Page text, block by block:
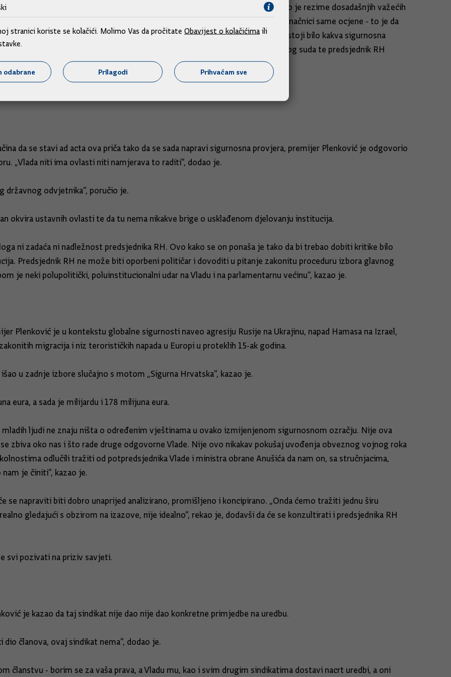
SOA-e o g. Turudiću. Ponavljam, ono što sam tražio i ono što sam dobio je rezime dosadašnjih važećih
koji bi bio suprotan onome što se nameće iz čitanja tog rezimea i onda u konačnici same ocjene - to je da
za to nadležne to Vladi i signalizirale. Niti su one signalizirale niti u tome postoji bilo kakva sigurnosna
je premijer Plenković, dodavši da se nedavno birao predsjednik Vrhovnog suda te predsjednik RH
da se stavi ad acta ova priča tako da se sada napravi sigurnosna provjera, premijer Plenković je odgovorio
„Vlada niti ima ovlasti niti namjerava to raditi“, dodao je.
državnog odvjetnika“, poručio je.
okvira ustavnih ovlasti te da tu nema nikakve brige o usklađenom djelovanju institucija.
ni zadaća ni nadležnost predsjednika RH. Ovo kako se on ponaša je tako da bi trebao dobiti kritike bilo
Predsjednik RH ne može biti oporbeni političar i dovoditi u pitanje zakonitu proceduru izbora glavnog
je neki polupolitički, poluinstitucionalni udar na Vladu i na parlamentarnu većinu“, kazao je.
Plenković je u kontekstu globalne sigurnosti naveo agresiju Rusije na Ukrajinu, napad Hamasa na Izrael,
migracija i niz terorističkih napada u Europi u proteklih 15-ak godina.
u zadnje izbore slučajno s motom „Sigurna Hrvatska“, kazao je.
eura, a sada je milijardu i 178 milijuna eura.
mladih ljudi ne znaju ništa o određenim vještinama u ovako izmijenjenom sigurnosnom ozračju. Nije ova
zbiva oko nas i što rade druge odgovorne Vlade. Nije ovo nikakav pokušaj uvođenja obveznog vojnog roka
odlučili tražiti od potpredsjednika Vlade i ministra obrane Anušića da nam on, sa stručnjacima,
je činiti“, kazao je.
napraviti biti dobro unaprijed analizirano, promišljeno i koncipirano. „Onda ćemo tražiti jednu širu
gledajući s obzirom na izazove, nije idealno“, rekao je, dodavši da će se konzultirati i predsjednika RH
svi pozivati na priziv savjeti.
je kazao da taj sindikat nije dao nije dao konkretne primjedbe na uredbu.
članova, ovaj sindikat nema“, dodao je.
članstvu - borim se za vaša prava, a Vladu mu, kao i svim drugim sindikatima dostavi nacrt uredbi, a oni
stranici koriste se kolačići. Molimo Vas da pročitate Obavijest o kolačićima ili
odabrane Prilagodi Prihvaćam sve